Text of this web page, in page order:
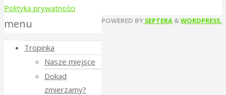
Polityka prywatności
POWERED BY SEPTERA &WORDPRESS.
Back
Top
menu
Tropinka
Nasze miejsce
Dokąd
zmierzamy?